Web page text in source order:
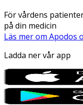
För vårdens
på din medicin
Läs mer om Apodos
Ladda ner vår app